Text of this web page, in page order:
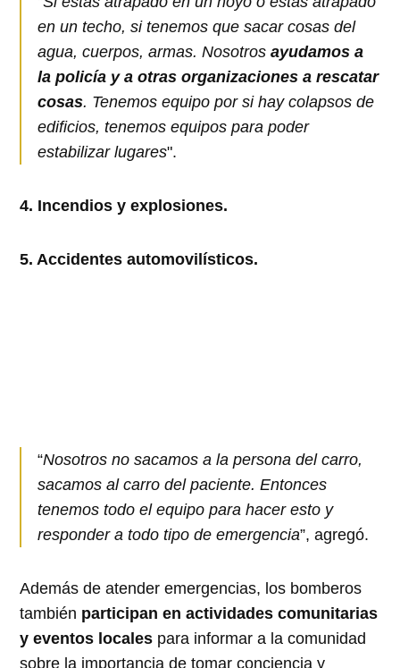
en un techo, si tenemos que sacar cosas del
agua, cuerpos, armas. Nosotrosayudamos a
la policía y a otras organizaciones a rescatar
cosas. Tenemos equipo por si hay colapsos de
edificios, tenemos equipos para poder
estabilizar lugares".
4. Incendios y explosiones.
5. Accidentes automovilísticos.
“Nosotros no sacamos a la persona del carro,
sacamos al carro del paciente. Entonces
tenemos todo el equipo para hacer esto y
responder a todo tipo de emergencia”, agregó.
Además de atender emergencias, los bomberos
también participan en actividades comunitarias
y eventos locales para informar a la comunidad
sobre la importancia de tomar conciencia y